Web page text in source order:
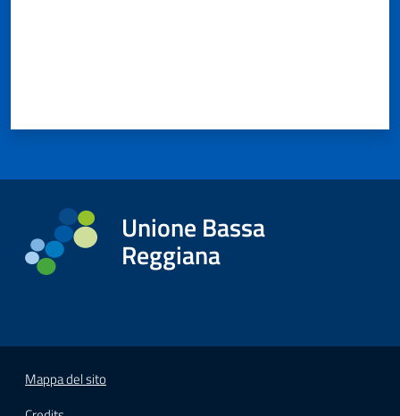
Unione Bassa
Reggiana
Mappa del sito